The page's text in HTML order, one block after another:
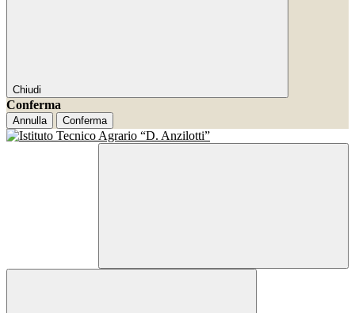
Chiudi
Conferma
Annulla Conferma